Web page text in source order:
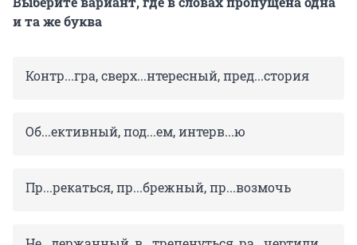
и та же буква
Контр...гра, сверх...нтересный, пред...стория
Об...ективный, под...ем, интерв...ю
Пр...рекаться, пр...брежный, пр...возмочь